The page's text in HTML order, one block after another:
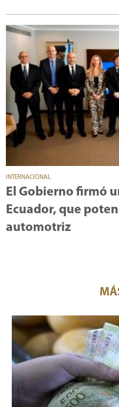
INTERNACIONAL
El Gobierno firmó
Ecuador, que
automotriz